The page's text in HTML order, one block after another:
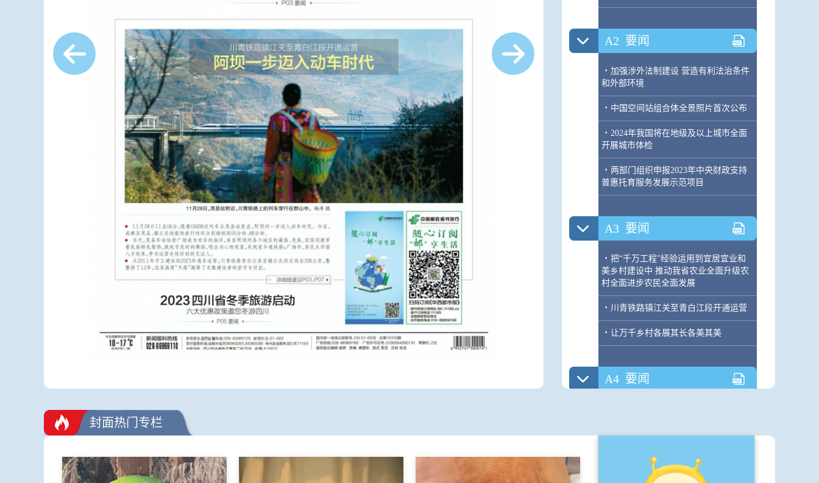
A2 要闻
· 加强涉外法制建设 营造有利法治条件
和外部环境
· 中国空间站组合体全景照片首次公布
· 2024年我国将在地级及以上城市全面
开展城市体检
· 两部门组织申报2023年中央财政支持
普惠托育服务发展示范项目
A3 要闻
· 把“千万工程”经验运用到宜居宜业和
美乡村建设中 推动我省农业全面升级农
村全面进步农民全面发展
· 川青铁路镇江关至青白江段开通运营
· 让万千乡村各展其长各美其美
A4 要闻
· 零距离接触翼龙无人机家族
成德眉资同城化全媒体观察团联动采
封面热门专栏